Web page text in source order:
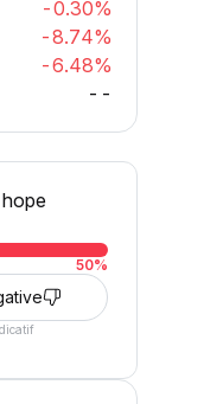
-0.30%
-8.74%
-6.48%
--
50%